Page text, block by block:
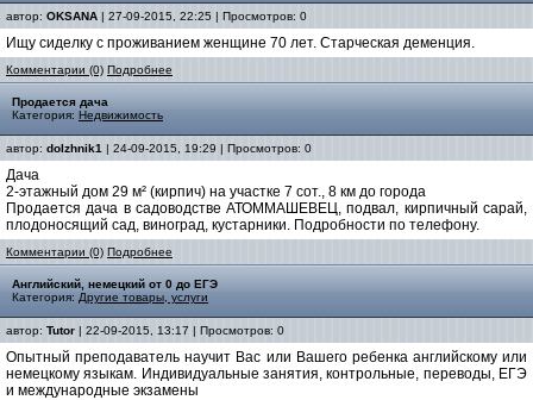
автор: OKSANA | 27-09-2015, 22:25 | Просмотров: 0
Ищу сиделку с проживанием женщине 70 лет. Старческая деменция.
Комментарии (0) Подробнее
Продается дача
Категория: Недвижимость
автор: dolzhnik1 | 24-09-2015, 19:29 | Просмотров: 0
Дача
2-этажный дом 29 м² (кирпич) на участке 7 сот., 8 км до города
Продается дача в садоводстве АТОММАШЕВЕЦ, подвал, кирпичный сарай,
плодоносящий сад, виноград, кустарники. Подробности по телефону.
Комментарии (0) Подробнее
Английский, немецкий от 0 до ЕГЭ
Категория: Другие товары, услуги
автор: Tutor | 22-09-2015, 13:17 | Просмотров: 0
Опытный преподаватель научит Вас или Вашего ребенка английскому или
немецкому языкам. Индивидуальные занятия, контрольные, переводы, ЕГЭ
и международные экзамены